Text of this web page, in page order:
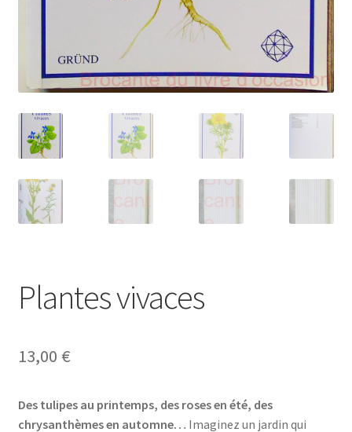
Plantes vivaces
13,00 €
Des tulipes au printemps, des roses en été, des
chrysanthèmes en automne… Imaginez un jardin qui